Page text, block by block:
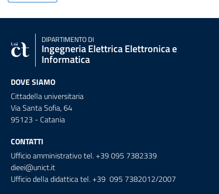
DIPARTIMENTO DI
Ingegneria Elettrica Elettronica e
Informatica
DOVE SIAMO
Cittadella universitaria
Via Santa Sofia, 64
95123 - Catania
CONTATTI
Ufficio amministrativo tel. +39 095 7382339
dieei@unict.it
Ufficio della didattica tel. +39 095 7382012/2007